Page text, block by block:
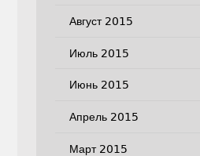
Август 2015
Июль 2015
Июнь 2015
Апрель 2015
Март 2015